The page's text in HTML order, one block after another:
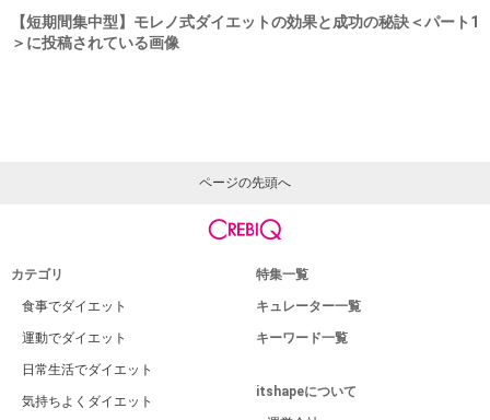
【短期間集中型】モレノ式ダイエットの効果と成功の秘訣＜パート1
＞に投稿されている画像
ページの先頭へ
カテゴリ
食事でダイエット
運動でダイエット
日常生活でダイエット
気持ちよくダイエット
特集一覧
キュレーター一覧
キーワード一覧
itshapeについて